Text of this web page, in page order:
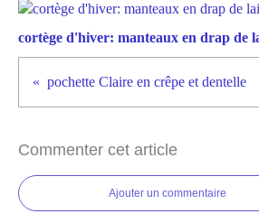
cortège d'hiver: manteaux en drap de
pochette Claire en crêpe et dentelle
Commenter cet article
Ajouter un commentaire